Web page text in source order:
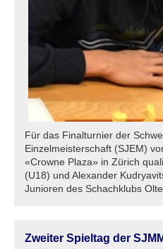
Für das Finalturnier der
Einzelmeisterschaft (SJEM)
«Crowne Plaza» in Zürich
(U18) und Alexander
Junioren des Schachklubs
Zweiter Spieltag der